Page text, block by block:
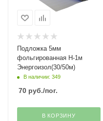
Подложка 5мм
фольгированная H-1м
Энергоизол(30/50м)
В наличии: 349
70 руб./пог.
В КОРЗИНУ